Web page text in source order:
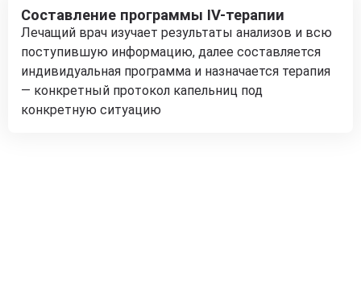
Составление программы IV-терапии
Лечащий врач изучает результаты анализов и всю
поступившую информацию, далее составляется
индивидуальная программа и назначается терапия
— конкретный протокол капельниц под
конкретную ситуацию